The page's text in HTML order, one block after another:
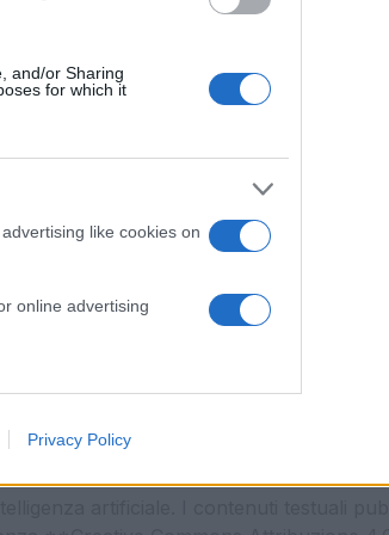
and/or Sharing
for which it
like cookies on
online advertising
like cookies on
Privacy Policy
futuro
Roma
rapina
Roma
I contenuti vengono pubblicati
trattati e all’interesse del momento.